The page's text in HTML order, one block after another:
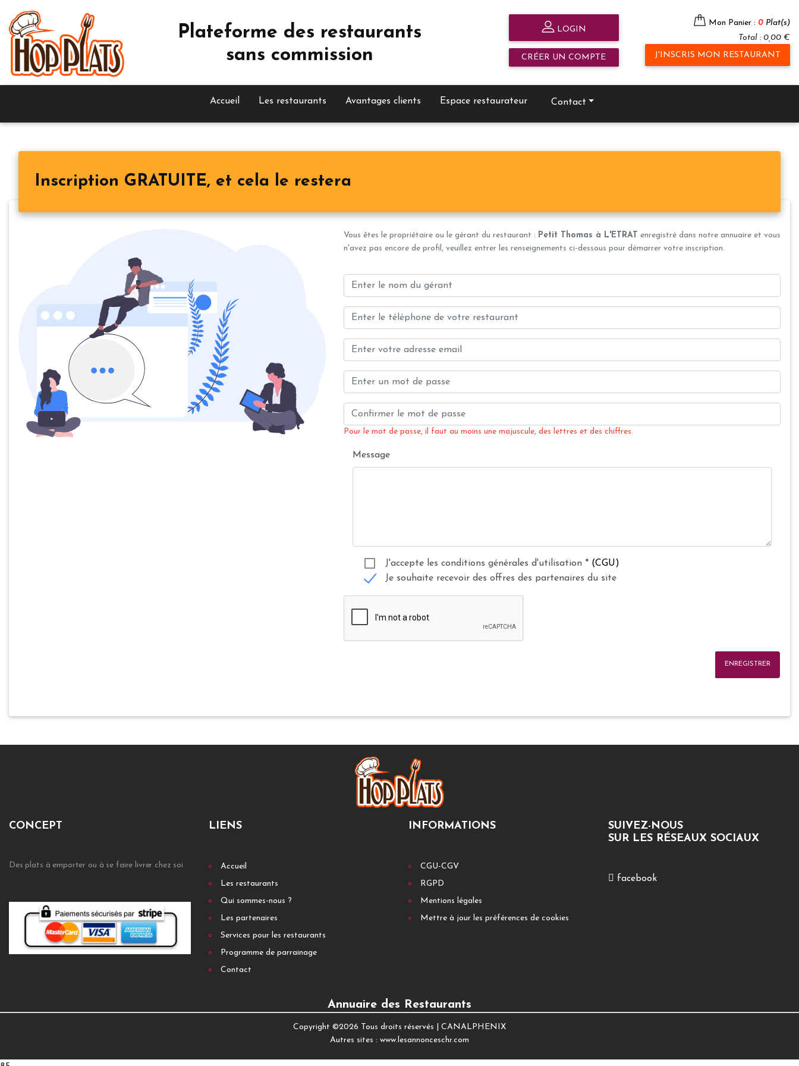
Plateforme des restaurants
sans commission
LOGIN
CRÉER UN COMPTE
Mon Panier : 0 Plat(s)
Total : 0,00 €
J'INSCRIS MON RESTAURANT
Accueil Les restaurants Avantages clients Espace restaurateur Contact
Inscription GRATUITE, et cela le restera
Vous êtes le propriétaire ou le gérant du restaurant : Petit Thomas à L'ETRAT enregistré dans notre annuaire et vous
n'avez pas encore de profil, veuillez entrer les renseignements ci-dessous pour démarrer votre inscription.
Pour le mot de passe, il faut au moins une majuscule, des lettres et des chiffres.
Message
J'accepte les conditions générales d'utilisation * (CGU)
Je souhaite recevoir des offres des partenaires du site
ENREGISTRER
CONCEPT
Des plats à emporter ou à se faire livrer chez soi
LIENS
Accueil
Les restaurants
Qui sommes-nous ?
Les partenaires
Services pour les restaurants
Programme de parrainage
Contact
INFORMATIONS
CGU-CGV
RGPD
Mentions légales
Mettre à jour les préférences de cookies
SUIVEZ-NOUS
SUR LES RÉSEAUX SOCIAUX
facebook
Annuaire des Restaurants
Copyright ©2026 Tous droits réservés | CANALPHENIX
Autres sites : www.lesannonceschr.com